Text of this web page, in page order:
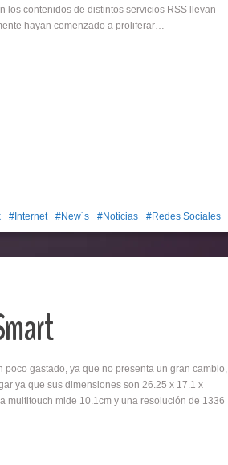
los contenidos de distintos servicios RSS llevan
hayan comenzado a proliferar…
Internet New´s Noticias Redes Sociales
poco gastado, ya que no presenta un gran cambio,
ya que sus dimensiones son 26.25 x 17.1 x
multitouch mide 10.1cm y una resolución de 1336